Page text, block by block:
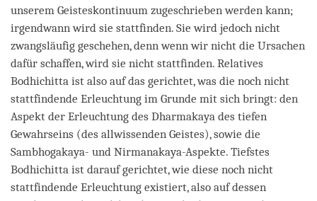
unserem Geisteskontinuum zugeschrieben werden kann;
irgendwann wird sie stattfinden. Sie wird jedoch nicht
zwangsläufig geschehen, denn wenn wir nicht die Ursachen
dafür schaffen, wird sie nicht stattfinden. Relatives
Bodhichitta ist also auf das gerichtet, was die noch nicht
stattfindende Erleuchtung im Grunde mit sich bringt: den
Aspekt der Erleuchtung des Dharmakaya des tiefen
Gewahrseins (des allwissenden Geistes), sowie die
Sambhogakaya- und Nirmanakaya-Aspekte. Tiefstes
Bodhichitta ist darauf gerichtet, wie diese noch nicht
stattfindende Erleuchtung existiert, also auf dessen